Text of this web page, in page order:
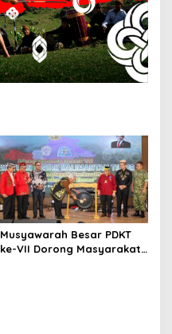
Musyawarah Besar PDKT
ke-VII Dorong Masyarakat